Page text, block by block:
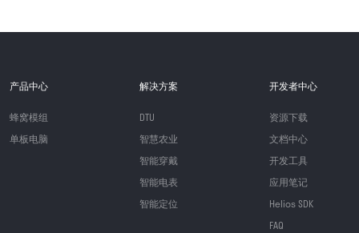
产品中心
蜂窝模组
单板电脑
解决方案
DTU
智慧农业
智能穿戴
智能电表
智能定位
开发者中心
资源下载
文档中心
开发工具
应用笔记
Helios SDK
FAQ